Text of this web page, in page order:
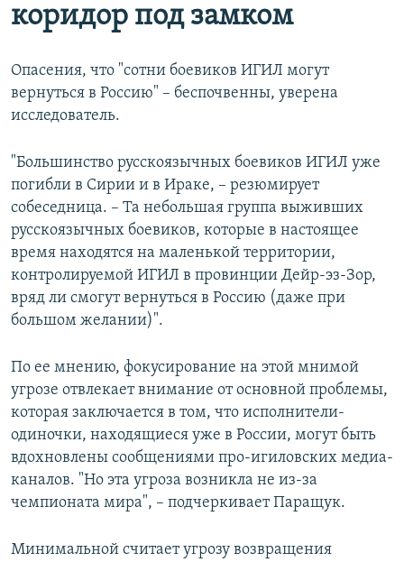
коридор под замком
Опасения, что "сотни боевиков ИГИЛ могут
вернуться в Россию" – беспочвенны, уверена
исследователь.
"Большинство русскоязычных боевиков ИГИЛ уже
погибли в Сирии и в Ираке, – резюмирует
собеседница. – Та небольшая группа выживших
русскоязычных боевиков, которые в настоящее
время находятся на маленькой территории,
контролируемой ИГИЛ в провинции Дейр-эз-Зор,
вряд ли смогут вернуться в Россию (даже при
большом желании)".
По ее мнению, фокусирование на этой мнимой
угрозе отвлекает внимание от основной проблемы,
которая заключается в том, что исполнители-
одиночки, находящиеся уже в России, могут быть
вдохновлены сообщениями про-игиловских медиа-
каналов. "Но эта угроза возникла не из-за
чемпионата мира", – подчеркивает Паращук.
Минимальной считает угрозу возвращения